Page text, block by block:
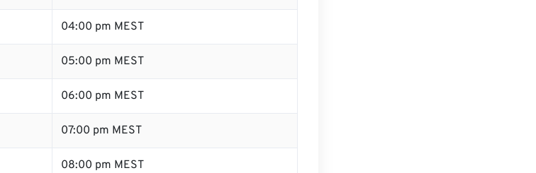
04:00 pm MEST
05:00 pm MEST
06:00 pm MEST
07:00 pm MEST
08:00 pm MEST